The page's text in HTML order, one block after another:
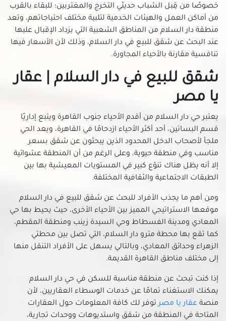
شقق للبيع في الجمالية
شقق للبيع في الحسين
شقق للبيع في الحى السابع بمدينة نصر
شقق للبيع في الحى العاشر بمدينة نصر
شقق للبيع في الخلفاوي
شقق للبيع في الخليفة
شقق للبيع في الزاوية الحمراء
شقق للبيع في الزمالك
شقق للبيع في الزيتون
شقق للبيع في الساحل بالقاهرة
شقق للبيع في مدينة السلام
شقق للبيع في السيدة عائشة
شقق للبيع في الشرابية
شقق للبيع في الشروق
شقق للبيع في الظاهر
شقق للبيع في العاصمة الادارية الجديدة
شقق للبيع في العبور الجديدة
شقق للبيع في القاهرة الجديدة
شقق للبيع في القطامية
خصوصًا من قِبل الشباب حديثي التخرج والمغتربين؛ للبقاء بالقرب
من أماكن العمل والهيئات الخدمية لتلبية مختلف احتياجاتهم، وتعد
منطقة دار السلام من المناطق الشعبية التي يزداد الإقبال عليها
عند البحث عن شقق للبيع في دار السلام، وذلك لأن الأسعار فيها
تنافسية مقارنة بالأحياء المجاورة.
شقق للبيع في دار السلام | عقار
يا مصر
يعتبر حي دار السلام من أقدم الأحياء جنوب القاهرة ويتبع إداريًا
قسم البساتين، أحد أكثر الأحياء ازدحامًا في القاهرة، ويعد الحي
ملجأ لأصحاب الدخل المحدود الذين يبحثون عن شقق بسعر
مناسب وفي منطقة حيوية، وعلى الرغم من أن المنطقة عشوائية
إلا أنه يظل هناك تنوّع كبير في المستويات المعيشية بها بين
الطبقات الاجتماعية والثقافية المختلفة.
ومن أهم ما يجذب الأفراد للبحث عن شقق للبيع في دار السلام
موقعها الاستراتيجي المميز بين الأحياء الأخرى، حيث يحيط بها حي
المعادي ومدينة الفسطاط وحي السيدة زينب ومنطقة المقطم،
كما تقع بها محطة مترو دار السلام، التي تصل بين محطتي
الزهراء وحدائق المعادي، وبالتالي يسهل على الأفراد التنقل منها
إلى مختلف مناطق القاهرة القديمة.
إذا كنت تبحث عن منطقة مناسبة للسكن في حي دار السلام
يمكنك الاستغناء تمامًا عن خدمات الوسطاء العقاريين، لأن
منصة عقار يا مصرتوفر لك كافة المعلومات حول العقارات
المتاحة في المنطقة من شقق واستديوهات ووحدات تجارية،